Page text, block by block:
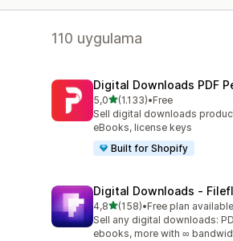
110 uygulama
Digital Downloads PDF
5,05 yıldız üzerinden
(1.133)
toplam 1133 değerlendirme
•Free
Sell digital downloads
eBooks, license keys
Built for Shopify
Digital Downloads ‑
4,85 yıldız üzerinden
(158)
toplam 158 değerlendirme
•Free plan available
Sell any digital downloads:
ebooks, more with ∞